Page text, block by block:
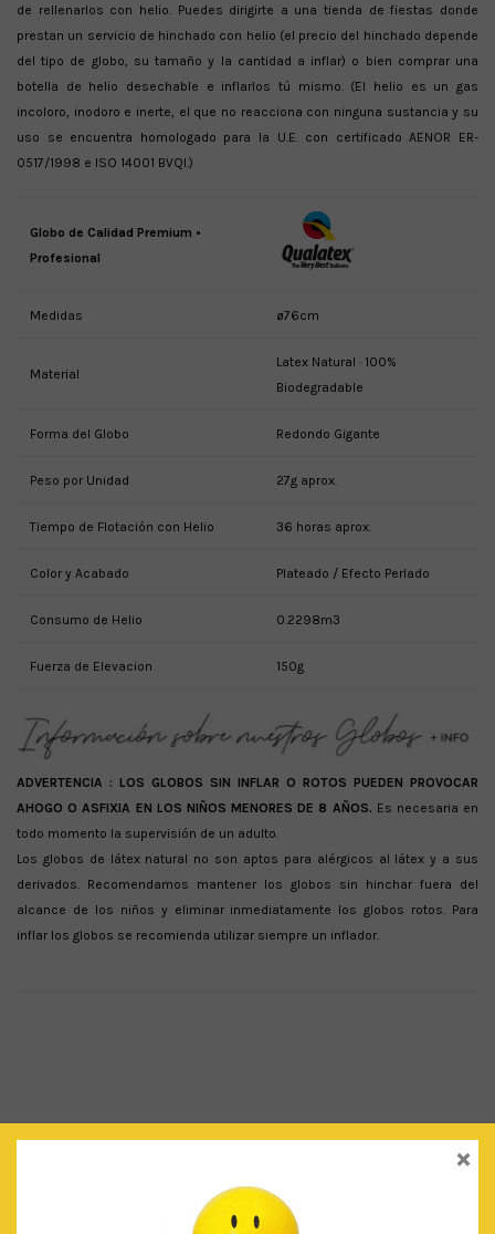
de rellenarlos con helio. Puedes dirigirte a una tienda de fiestas donde
prestan un servicio de hinchado con helio (el precio del hinchado depende
del tipo de globo, su tamaño y la cantidad a inflar) o bien comprar una
botella de helio desechable e inflarlos tú mismo. (El helio es un gas
incoloro, inodoro e inerte, el que no reacciona con ninguna sustancia y su
uso se encuentra homologado para la U.E. con certificado AENOR ER-
0517/1998 e ISO 14001 BVQI.)
Globo de Calidad Premium •
Profesional
Medidas ø76cm
Material
Latex Natural · 100%
Biodegradable
Forma del Globo Redondo Gigante
Peso por Unidad 27g aprox.
Tiempo de Flotación con Helio 36 horas aprox.
Color y Acabado Plateado / Efecto Perlado
Consumo de Helio 0.2298m3
Fuerza de Elevacion 150g
ADVERTENCIA : LOS GLOBOS SIN INFLAR O ROTOS PUEDEN PROVOCAR
AHOGO O ASFIXIA EN LOS NIÑOS MENORES DE 8 AÑOS. Es necesaria en
todo momento la supervisión de un adulto.
Los globos de látex natural no son aptos para alérgicos al látex y a sus
derivados. Recomendamos mantener los globos sin hinchar fuera del
alcance de los niños y eliminar inmediatamente los globos rotos. Para
inflar los globos se recomienda utilizar siempre un inflador.
×